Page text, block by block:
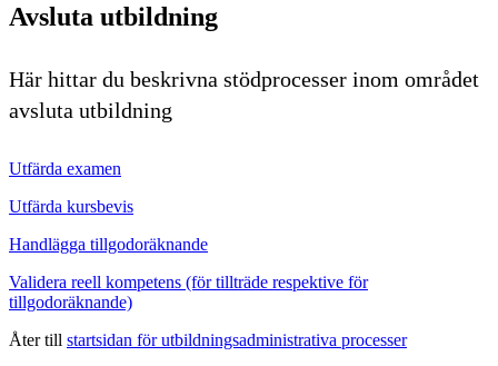
Avsluta utbildning
Här hittar du beskrivna stödprocesser inom området
avsluta utbildning
Utfärda examen
Utfärda kursbevis
Handlägga tillgodoräknande
Validera reell kompetens (för tillträde respektive för
tillgodoräknande)
Åter till startsidan för utbildningsadministrativa processer